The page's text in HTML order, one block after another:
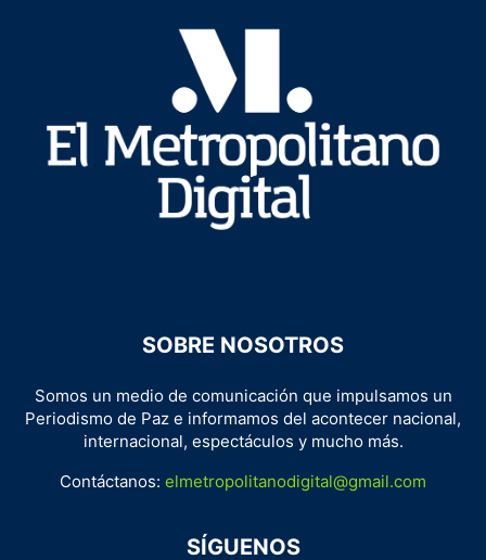
SOBRE NOSOTROS
Somos un medio de comunicación que impulsamos un
Periodismo de Paz e informamos del acontecer nacional,
internacional, espectáculos y mucho más.
Contáctanos: elmetropolitanodigital@gmail.com
SÍGUENOS